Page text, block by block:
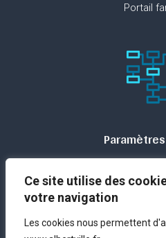
Ce site utilise des
votre navigation
Les cookies nous permettent
Portail